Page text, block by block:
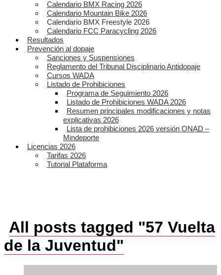
Calendario BMX Racing 2026
Calendario Mountain Bike 2026
Calendario BMX Freestyle 2026
Calendario FCC Paracycling 2026
Resultados
Prevención al dopaje
Sanciones y Suspensiones
Reglamento del Tribunal Disciplinario Antidopaje
Cursos WADA
Listado de Prohibiciones
Programa de Seguimiento 2026
Listado de Prohibiciones WADA 2026
Resumen principales modificaciones y notas
explicativas 2026
Lista de prohibiciones 2026 versión ONAD –
Mindeporte
Licencias 2026
Tarifas 2026
Tutorial Plataforma
All posts tagged "57 Vuelta
de la Juventud"